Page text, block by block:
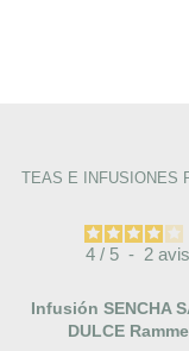
TEAS E INFUSIONES
4 / 5 - 2 avis
Infusión SENCHA
DULCE